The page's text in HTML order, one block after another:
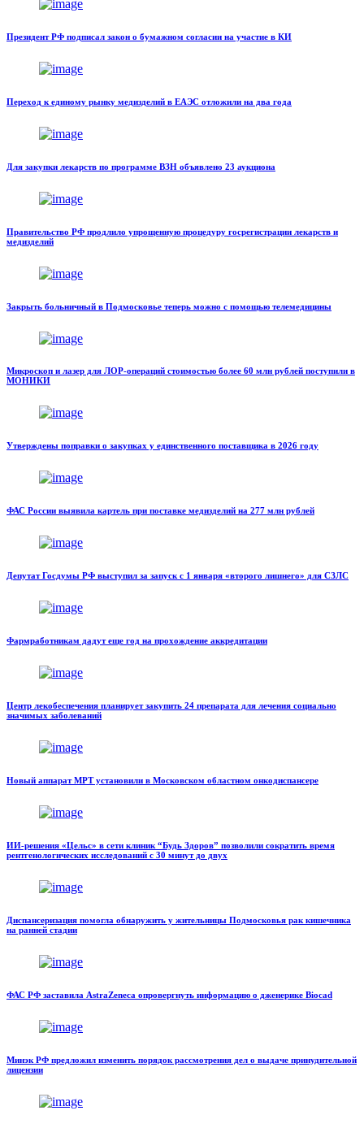
Президент РФ подписал закон о бумажном согласии на участие в КИ
Переход к единому рынку медизделий в ЕАЭС отложили на два года
Для закупки лекарств по программе ВЗН объявлено 23 аукциона
Правительство РФ продлило упрощенную процедуру госрегистрации лекарств и
медизделий
Закрыть больничный в Подмосковье теперь можно с помощью телемедицины
Микроскоп и лазер для ЛОР-операций стоимостью более 60 млн рублей поступили в
МОНИКИ
Утверждены поправки о закупках у единственного поставщика в 2026 году
ФАС России выявила картель при поставке медизделий на 277 млн рублей
Депутат Госдумы РФ выступил за запуск с 1 января «второго лишнего» для СЗЛС
Фармработникам дадут еще год на прохождение аккредитации
Центр лекобеспечения планирует закупить 24 препарата для лечения социально
значимых заболеваний
Новый аппарат МРТ установили в Московском областном онкодиспансере
ИИ-решения «Цельс» в сети клиник “Будь Здоров” позволили сократить время
рентгенологических исследований с 30 минут до двух
Диспансеризация помогла обнаружить у жительницы Подмосковья рак кишечника
на ранней стадии
ФАС РФ заставила AstraZeneca опровергнуть информацию о дженерике Biocad
Минэк РФ предложил изменить порядок рассмотрения дел о выдаче принудительной
лицензии